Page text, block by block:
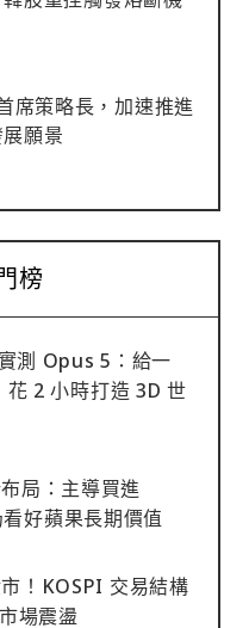
席策略長，加速推進
願景
榜
測 Opus 5：給一
2 小時打造 3D 世
局：主導買進
好蘋果長期價值
！KOSPI 交易結構
場震盪